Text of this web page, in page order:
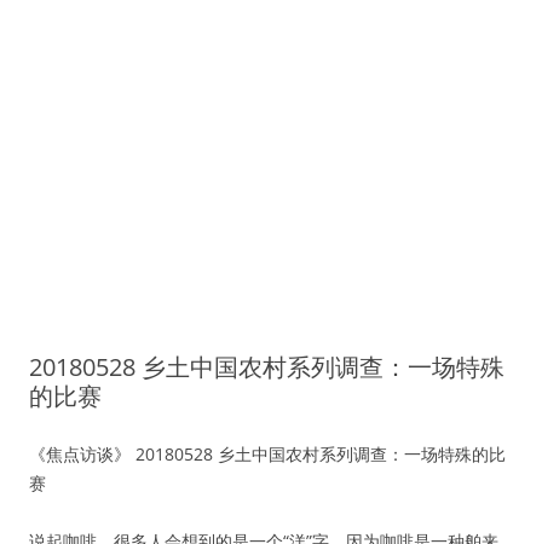
20180528 乡土中国农村系列调查：一场特殊
的比赛
《焦点访谈》 20180528 乡土中国农村系列调查：一场特殊的比
赛